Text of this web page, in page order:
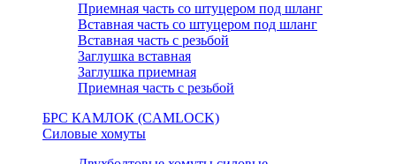
Приемная часть со штуцером под шланг
Вставная часть со штуцером под шланг
Вставная часть с резьбой
Заглушка вставная
Заглушка приемная
Приемная часть с резьбой
БРС КАМЛОК (CAMLOCK)
Силовые хомуты